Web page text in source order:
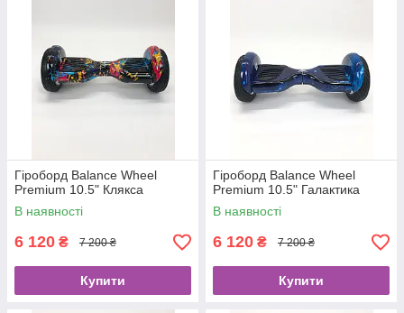
Гіроборд Balance Wheel
Premium 10.5" Клякса
В наявності
6 120 ₴ 7 200 ₴
Купити
Гіроборд Balance Wheel
Premium 10.5" Галактика
В наявності
6 120 ₴ 7 200 ₴
Купити